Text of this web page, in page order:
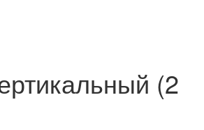
(2